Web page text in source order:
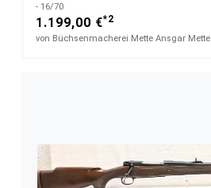
- 16/70
1.199,00 €*2
von Büchsenmacherei Mette Ansgar Mette